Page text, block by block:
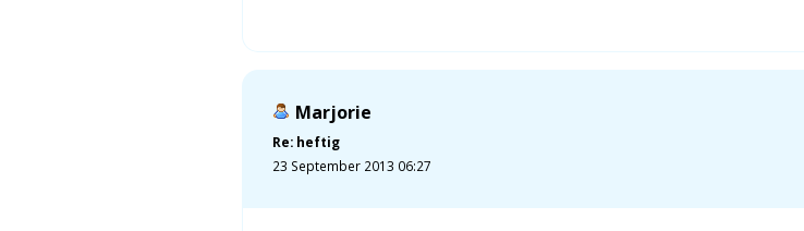
Marjorie
Re: heftig
23 September 2013 06:27